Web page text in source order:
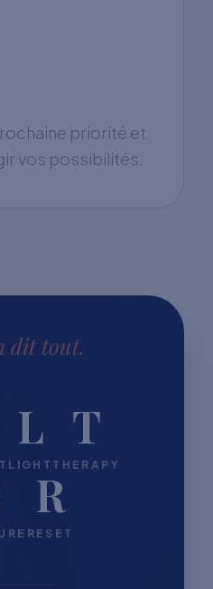
priorité et
vos possibilités.
dit tout.
L
LIGHT
T
THERAPY
R
RESET